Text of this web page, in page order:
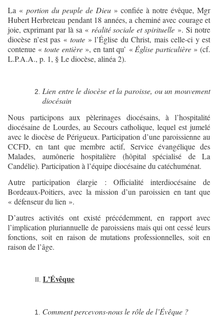
La « portion du peuple de Dieu» confiée à notre évêque, Mgr
Hubert Herbreteau pendant 18 années, a cheminé avec courage et
joie, exprimant par là sa « réalité sociale et spirituelle ». Si notre
diocèse n’est pas « toute » l’Église du Christ, mais celle-ci y est
contenue «toute entière», en tant qu’ « Église particulière» (cf.
L.P.A.A., p. 1, § Le diocèse, alinéa 2).
Lien entre le diocèse et la paroisse, ou un mouvement
diocésain
Nous participons aux pèlerinages diocésains, à l’hospitalité
diocésaine de Lourdes, au Secours catholique, lequel est jumelé
avec le diocèse de Périgueux. Participation d’une paroissienne au
CCFD, en tant que membre actif, Service évangélique des
Malades, aumônerie hospitalière (hôpital spécialisé de La
Candélie). Participation à l’équipe diocésaine du catéchuménat.
Autre participation élargie : Officialité interdiocésaine de
Bordeaux-Poitiers, avec la mission d’un paroissien en tant que
« défenseur du lien ».
D’autres activités ont existé précédemment, en rapport avec
l’implication pluriannuelle de paroissiens mais qui ont cessé leurs
fonctions, soit en raison de mutations professionnelles, soit en
raison de l’âge.
L’Évêque
Comment percevons-nous le rôle de l’Évêque ?